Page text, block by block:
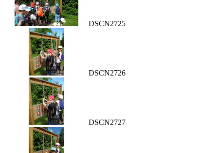
DSCN2725
DSCN2726
DSCN2727